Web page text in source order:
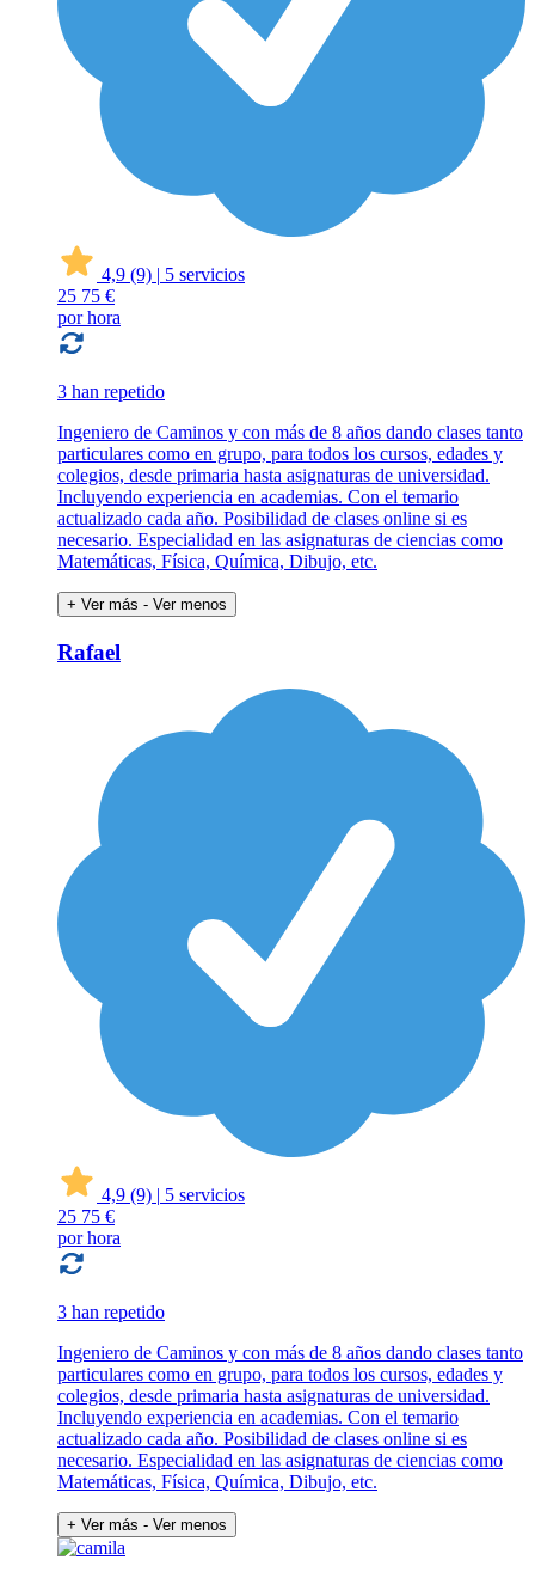
4,9 (9) | 5 servicios
25 75 €
por hora
3 han repetido
Ingeniero de Caminos y con más de 8 años dando clases tanto
particulares como en grupo, para todos los cursos, edades y
colegios, desde primaria hasta asignaturas de universidad.
Incluyendo experiencia en academias. Con el temario
actualizado cada año. Posibilidad de clases online si es
necesario. Especialidad en las asignaturas de ciencias como
Matemáticas, Física, Química, Dibujo, etc.
+ Ver más - Ver menos
Rafael
4,9 (9) | 5 servicios
25 75 €
por hora
3 han repetido
Ingeniero de Caminos y con más de 8 años dando clases tanto
particulares como en grupo, para todos los cursos, edades y
colegios, desde primaria hasta asignaturas de universidad.
Incluyendo experiencia en academias. Con el temario
actualizado cada año. Posibilidad de clases online si es
necesario. Especialidad en las asignaturas de ciencias como
Matemáticas, Física, Química, Dibujo, etc.
+ Ver más - Ver menos